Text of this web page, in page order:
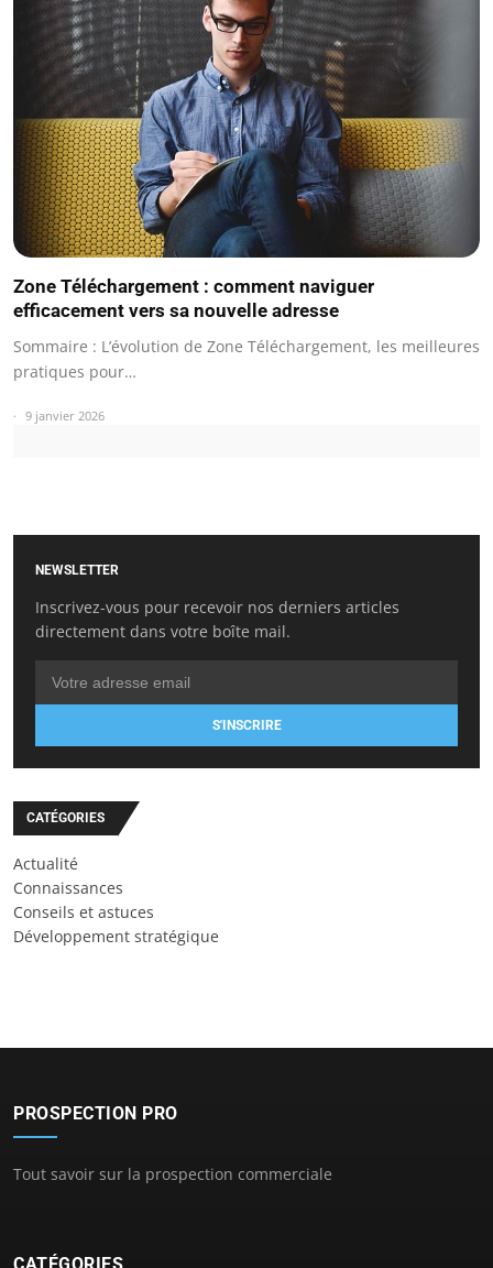
Zone Téléchargement : comment naviguer
efficacement vers sa nouvelle adresse
Sommaire : L’évolution de Zone Téléchargement, les meilleures
pratiques pour…
9 janvier 2026
NEWSLETTER
Inscrivez-vous pour recevoir nos derniers articles
directement dans votre boîte mail.
S'INSCRIRE
CATÉGORIES
Actualité
Connaissances
Conseils et astuces
Développement stratégique
PROSPECTION PRO
Tout savoir sur la prospection commerciale
CATÉGORIES